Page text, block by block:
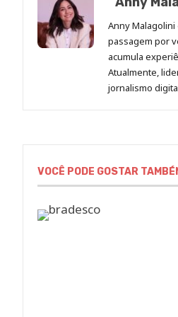
Anny
passagem por
acumula
Atualmente,
jornalismo
VOCÊ PODE GOSTAR